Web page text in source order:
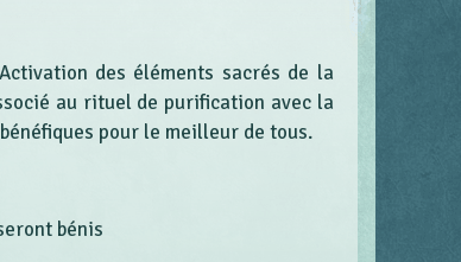
des éléments sacrés de la
au rituel de purification avec la
pour le meilleur de tous.
bénis